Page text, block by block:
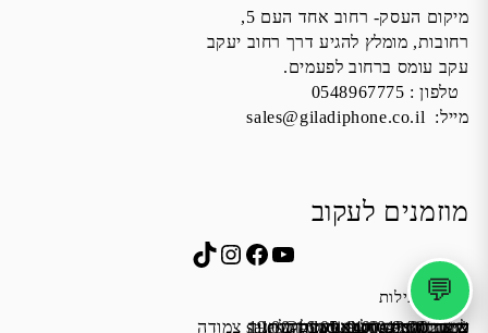
💬
מיקום העסק- רחוב אחד העם 5,
רחובות, מומלץ להגיע דרך רחוב יעקב
עקב עומס ברחוב לפעמים.
טלפון : 0548967775
מייל: sales@giladiphone.co.il
מוזמנים לעקוב
YouTube
Facebook
Instagram
TikTok
שעות פעילות
כתובת: אחד העם 5, רחובות
א׳-ה׳ 19:00-16:00,14:00-9:30
שישי 9:00-13:00
שבת סגור
מייל:sales@giladiphone.co.il
מיקום חנייה: יש אפשרות לחניה צמודה
לחנות התקשרו ואדאג לזה.
*נא להתקשר לפני הגעה